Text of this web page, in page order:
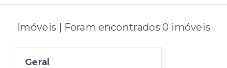
Imóveis | Foram encontrados 0 imóveis
Geral